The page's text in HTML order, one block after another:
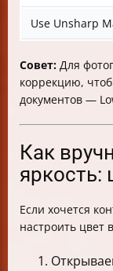
Use Unsharp
Совет: Для
коррекцию,
документов —
Как
яркость:
Если хочется
настроить цвет